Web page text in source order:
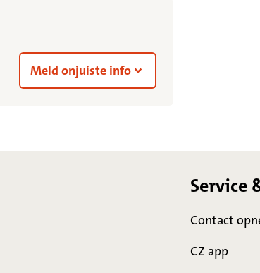
Meld onjuiste info
Service
Contact
CZ app